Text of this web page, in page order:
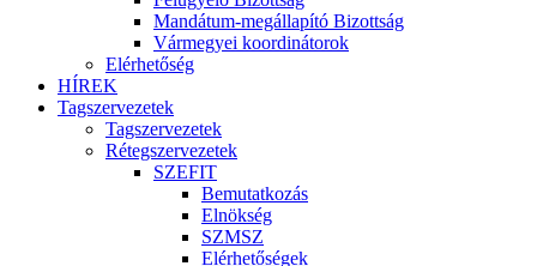
Mandátum-megállapító Bizottság
Vármegyei koordinátorok
Elérhetőség
HÍREK
Tagszervezetek
Tagszervezetek
Rétegszervezetek
SZEFIT
Bemutatkozás
Elnökség
SZMSZ
Elérhetőségek